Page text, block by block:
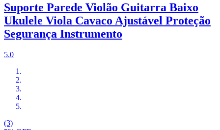
Suporte Parede Violão Guitarra Baixo
Ukulele Viola Cavaco Ajustável Proteção
Segurança Instrumento
5.0
(3)